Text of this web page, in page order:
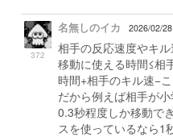
372
名無しのイカ 2026/02/
相手の反応速度やキル
移動に使える時間≤相
時間+相手のキル速−
だから例えば相手が
0.3秒程度しか移動で
スを使っているなら1